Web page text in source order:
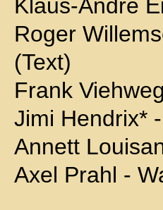
Klaus-André
Roger
(Text)
Frank
Jimi Hendrix*
Annett
Axel Prahl -